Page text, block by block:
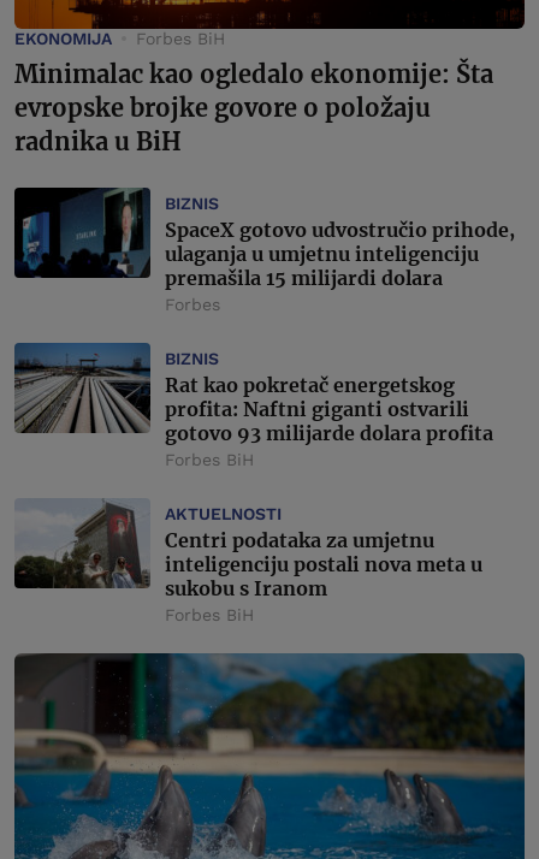
EKONOMIJA Forbes BiH
Minimalac kao ogledalo ekonomije: Šta
evropske brojke govore o položaju
radnika u BiH
BIZNIS
SpaceX gotovo udvostručio prihode,
ulaganja u umjetnu inteligenciju
premašila 15 milijardi dolara
Forbes
BIZNIS
Rat kao pokretač energetskog
profita: Naftni giganti ostvarili
gotovo 93 milijarde dolara profita
Forbes BiH
AKTUELNOSTI
Centri podataka za umjetnu
inteligenciju postali nova meta u
sukobu s Iranom
Forbes BiH